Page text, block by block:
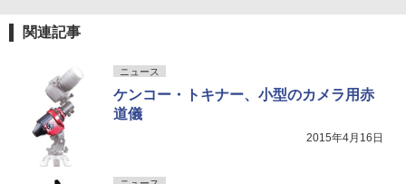
関連記事
ニュース
ケンコー・トキナー、小型のカメラ用赤
道儀
2015年4月16日